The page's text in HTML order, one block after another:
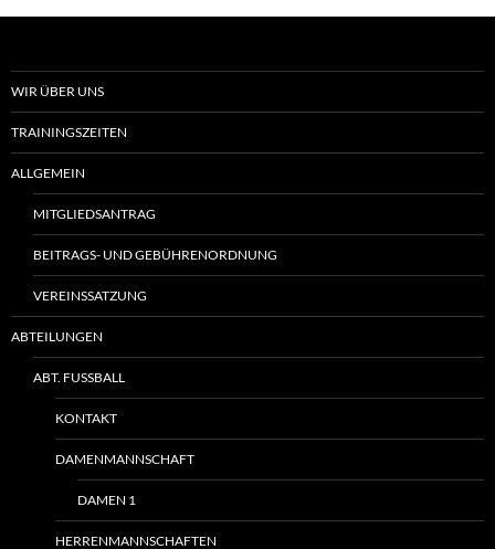
WIR ÜBER UNS
TRAININGSZEITEN
ALLGEMEIN
MITGLIEDSANTRAG
BEITRAGS- UND GEBÜHRENORDNUNG
VEREINSSATZUNG
ABTEILUNGEN
ABT. FUSSBALL
KONTAKT
DAMENMANNSCHAFT
DAMEN 1
HERRENMANNSCHAFTEN